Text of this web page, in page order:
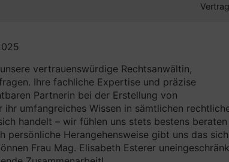
vertrauenswürdige Rechtsanwältin,
Ihre fachliche Expertise und präzise
Partnerin bei der Erstellung von
umfangreiches Wissen in sämtlichen
handelt – wir fühlen uns stets bestens beraten
persönliche Herangehensweise gibt uns das
Frau Mag. Elisabeth Esterer